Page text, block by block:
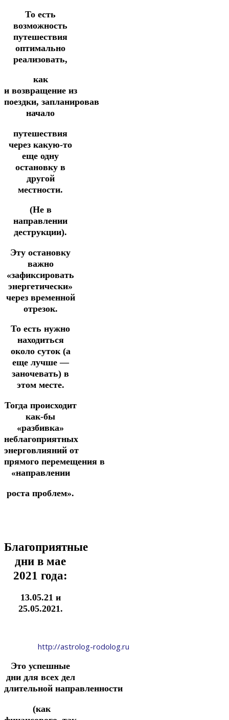
То есть
возможность
путешествия
оптимально
реализовать,
как
и возвращение из
поездки, запланировав
начало
путешествия
через какую-то
еще одну
остановку в
другой
местности.
(Не в
направлении
деструкции).
Эту остановку
важно
«зафиксировать
энергетически»
через временной
отрезок.
То есть нужно
находиться
около суток (а
еще лучше —
заночевать) в
этом месте.
Тогда происходит
как-бы
«разбивка»
неблагоприятных
энерговлияний от
прямого перемещения в
«направлении
роста проблем».
Благоприятные
дни в мае
2021 года:
13.05.21 и
25.05.2021.
http://astrolog-rodolog.ru
Это успешные
дни для всех дел
длительной направленности
(как